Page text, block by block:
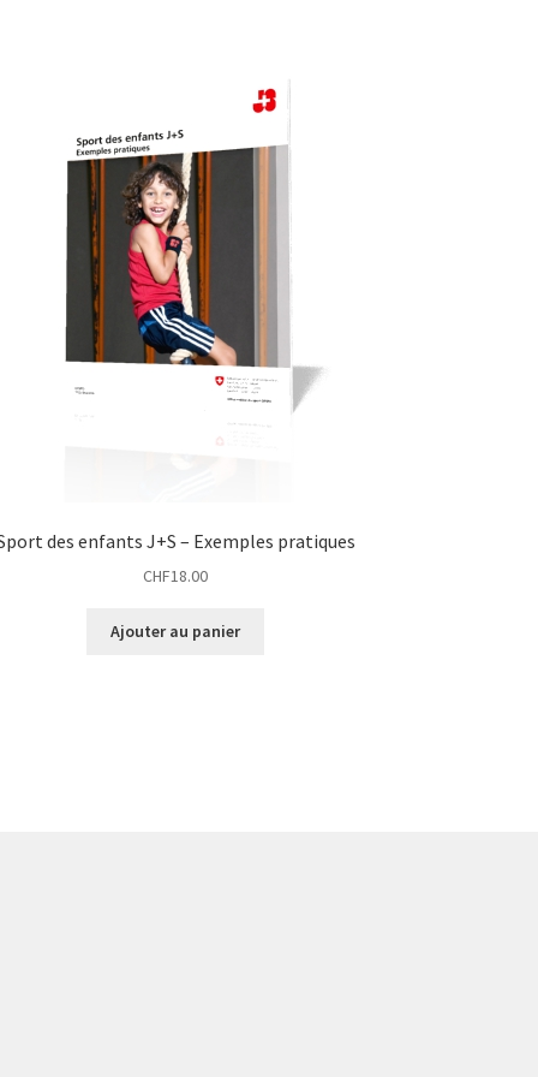
des enfants J+S – Exemples pratiques
CHF18.00
Ajouter au panier